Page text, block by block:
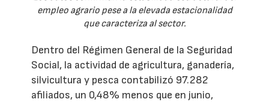
empleo agrario pese a la elevada estacionalidad
que caracteriza al sector.
Dentro del Régimen General de la Seguridad
Social, la actividad de agricultura, ganadería,
silvicultura y pesca contabilizó 97.282
afiliados, un 0,48% menos que en junio,